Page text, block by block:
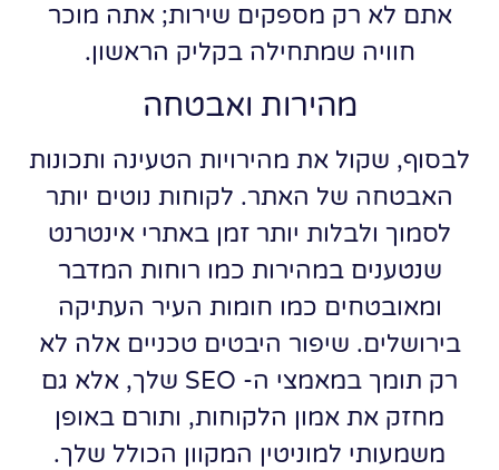
אתם לא רק מספקים שירות; אתה מוכר
חוויה שמתחילה בקליק הראשון.
מהירות ואבטחה
לבסוף, שקול את מהירויות הטעינה ותכונות
האבטחה של האתר. לקוחות נוטים יותר
לסמוך ולבלות יותר זמן באתרי אינטרנט
שנטענים במהירות כמו רוחות המדבר
ומאובטחים כמו חומות העיר העתיקה
בירושלים. שיפור היבטים טכניים אלה לא
רק תומך במאמצי ה- SEO שלך, אלא גם
מחזק את אמון הלקוחות, ותורם באופן
משמעותי למוניטין המקוון הכולל שלך.